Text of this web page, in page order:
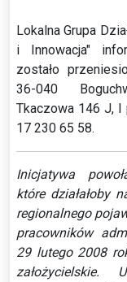
Lokalna Grupa
i Innowacja"
zostało
36-040
Tkaczowa 146 J,
17 230 65 58.
Inicjatywa
które działałoby
regionalnego
pracowników
29 lutego 2008